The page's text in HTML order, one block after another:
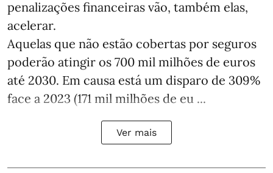
penalizações financeiras vão, também elas,
acelerar.
Aquelas que não estão cobertas por seguros
poderão atingir os 700 mil milhões de euros
até 2030. Em causa está um disparo de 309%
face a 2023 (171 mil milhões de eu ...
Ver mais